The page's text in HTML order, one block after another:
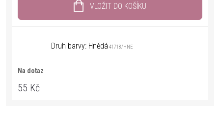
VLOŽIT DO KOŠÍKU
Druh barvy: Hnědá 41718/HNE
Na dotaz
55 Kč